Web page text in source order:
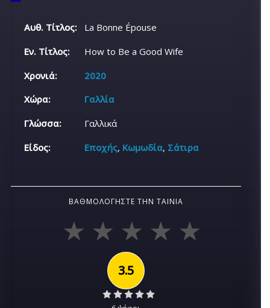
Αυθ. Τίτλος:
La Bonne Épouse
Εν. Τίτλος:
How to Be a Good Wife
Χρονιά:
2020
Χώρα:
Γαλλία
Γλώσσα:
Γαλλικά
Είδος:
Εποχής, Κωμωδία, Σάτιρα
ΒΑΘΜΟΛΟΓΉΣΤΕ ΤΗΝ ΤΑΙΝΊΑ
3.5